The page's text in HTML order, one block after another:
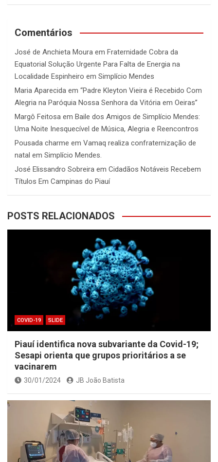
Comentários
José de Anchieta Moura em Fraternidade Cobra da
Equatorial Solução Urgente Para Falta de Energia na
Localidade Espinheiro em Simplício Mendes
Maria Aparecida em “Padre Kleyton Vieira é Recebido Com
Alegria na Paróquia Nossa Senhora da Vitória em Oeiras”
Margô Feitosa em Baile dos Amigos de Simplício Mendes:
Uma Noite Inesquecível de Música, Alegria e Reencontros
Pousada charme em Vamaq realiza confraternização de
natal em Simplício Mendes.
José Elissandro Sobreira em Cidadãos Notáveis Recebem
Títulos Em Campinas do Piauí
POSTS RELACIONADOS
COVID-19 SLIDE
Piauí identifica nova subvariante da Covid-19;
Sesapi orienta que grupos prioritários a se
vacinarem
30/01/2024 JB João Batista